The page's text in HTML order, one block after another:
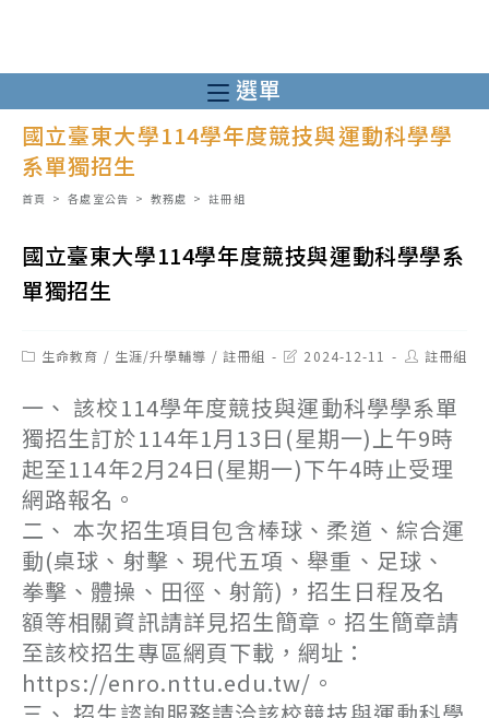
至
主
選單
國立臺東大學114學年度競技與運動科學學
系單獨招生
首頁 > 各處室公告 > 教務處 > 註冊組
國立臺東大學114學年度競技與運動科學學系
單獨招生
Post生命教育 / 生涯/升學輔導 / 註冊組
Post2024-12-11
Post註冊組
一、 該校114學年度競技與運動科學學系單
獨招生訂於114年1月13日(星期一)上午9時
起至114年2月24日(星期一)下午4時止受理
網路報名。
二、 本次招生項目包含棒球、柔道、綜合運
動(桌球、射擊、現代五項、舉重、足球、
拳擊、體操、田徑、射箭)，招生日程及名
額等相關資訊請詳見招生簡章。招生簡章請
至該校招生專區網頁下載，網址：
https://enro.nttu.edu.tw/。